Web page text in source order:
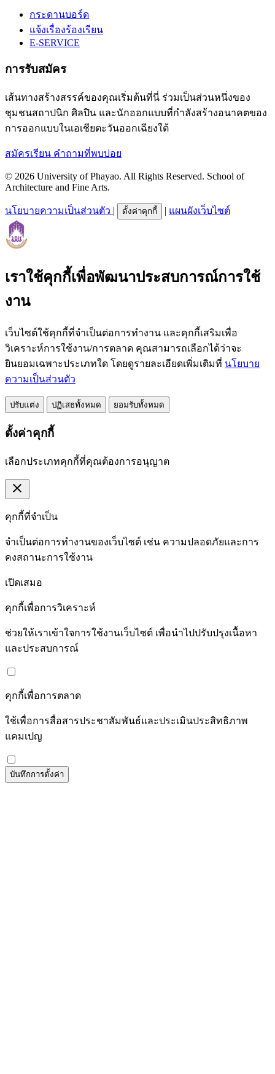
กระดานบอร์ด
แจ้งเรื่องร้องเรียน
E-SERVICE
การรับสมัคร
เส้นทางสร้างสรรค์ของคุณเริ่มต้นที่นี่ ร่วมเป็นส่วนหนึ่งของ
ชุมชนสถาปนิก ศิลปิน และนักออกแบบที่กำลังสร้างอนาคตของ
การออกแบบในเอเชียตะวันออกเฉียงใต้
สมัครเรียน คำถามที่พบบ่อย
© 2026 University of Phayao. All Rights Reserved. School of
Architecture and Fine Arts.
นโยบายความเป็นส่วนตัว | ตั้งค่าคุกกี้ | แผนผังเว็บไซต์
เราใช้คุกกี้เพื่อพัฒนาประสบการณ์การใช้
งาน
เว็บไซต์ใช้คุกกี้ที่จำเป็นต่อการทำงาน และคุกกี้เสริมเพื่อ
วิเคราะห์การใช้งาน/การตลาด คุณสามารถเลือกได้ว่าจะ
ยินยอมเฉพาะประเภทใด โดยดูรายละเอียดเพิ่มเติมที่ นโยบาย
ความเป็นส่วนตัว
ปรับแต่ง ปฏิเสธทั้งหมด ยอมรับทั้งหมด
ตั้งค่าคุกกี้
เลือกประเภทคุกกี้ที่คุณต้องการอนุญาต
close
คุกกี้ที่จำเป็น
จำเป็นต่อการทำงานของเว็บไซต์ เช่น ความปลอดภัยและการ
คงสถานะการใช้งาน
เปิดเสมอ
คุกกี้เพื่อการวิเคราะห์
ช่วยให้เราเข้าใจการใช้งานเว็บไซต์ เพื่อนำไปปรับปรุงเนื้อหา
และประสบการณ์
คุกกี้เพื่อการตลาด
ใช้เพื่อการสื่อสารประชาสัมพันธ์และประเมินประสิทธิภาพ
แคมเปญ
บันทึกการตั้งค่า